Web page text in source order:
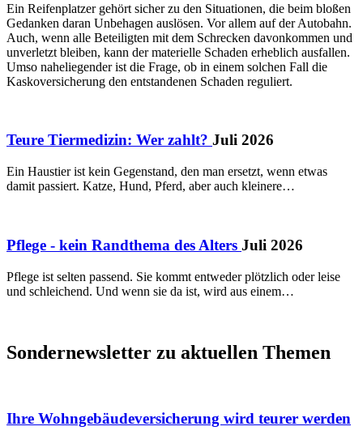
Ein Reifenplatzer gehört sicher zu den Situationen, die beim bloßen
Gedanken daran Unbehagen auslösen. Vor allem auf der Autobahn.
Auch, wenn alle Beteiligten mit dem Schrecken davonkommen und
unverletzt bleiben, kann der materielle Schaden erheblich ausfallen.
Umso naheliegender ist die Frage, ob in einem solchen Fall die
Kaskoversicherung den entstandenen Schaden reguliert.
Teure Tiermedizin: Wer zahlt? Juli 2026
Ein Haustier ist kein Gegenstand, den man ersetzt, wenn etwas
damit passiert. Katze, Hund, Pferd, aber auch kleinere…
Pflege - kein Randthema des Alters Juli 2026
Pflege ist selten passend. Sie kommt entweder plötzlich oder leise
und schleichend. Und wenn sie da ist, wird aus einem…
Sondernewsletter zu aktuellen Themen
Ihre Wohngebäudeversicherung wird teurer werden